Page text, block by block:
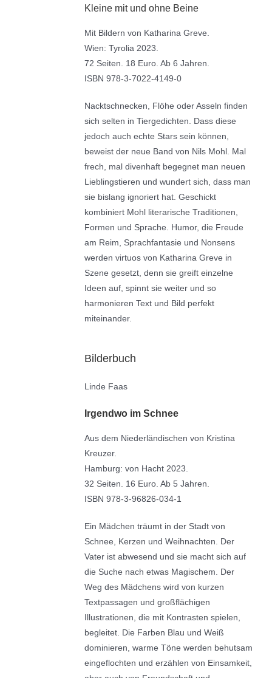
Kleine mit und ohne Beine
Mit Bildern von Katharina Greve.
Wien: Tyrolia 2023.
72 Seiten. 18 Euro. Ab 6 Jahren.
ISBN 978-3-7022-4149-0
Nacktschnecken, Flöhe oder Asseln finden
sich selten in Tiergedichten. Dass diese
jedoch auch echte Stars sein können,
beweist der neue Band von Nils Mohl. Mal
frech, mal divenhaft begegnet man neuen
Lieblingstieren und wundert sich, dass man
sie bislang ignoriert hat. Geschickt
kombiniert Mohl literarische Traditionen,
Formen und Sprache. Humor, die Freude
am Reim, Sprachfantasie und Nonsens
werden virtuos von Katharina Greve in
Szene gesetzt, denn sie greift einzelne
Ideen auf, spinnt sie weiter und so
harmonieren Text und Bild perfekt
miteinander.
Bilderbuch
Linde Faas
Irgendwo im Schnee
Aus dem Niederländischen von Kristina
Kreuzer.
Hamburg: von Hacht 2023.
32 Seiten. 16 Euro. Ab 5 Jahren.
ISBN 978-3-96826-034-1
Ein Mädchen träumt in der Stadt von
Schnee, Kerzen und Weihnachten. Der
Vater ist abwesend und sie macht sich auf
die Suche nach etwas Magischem. Der
Weg des Mädchens wird von kurzen
Textpassagen und großflächigen
Illustrationen, die mit Kontrasten spielen,
begleitet. Die Farben Blau und Weiß
dominieren, warme Töne werden behutsam
eingeflochten und erzählen von Einsamkeit,